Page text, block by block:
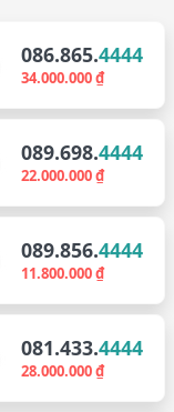
086.865.4444
34.000.000 ₫
089.698.4444
22.000.000 ₫
089.856.4444
11.800.000 ₫
081.433.4444
28.000.000 ₫